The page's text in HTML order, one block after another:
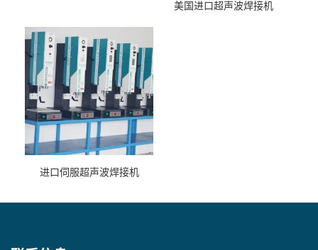
美国进口超声波焊接机
进口伺服超声波焊接机